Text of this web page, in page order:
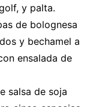
y palta.
de bolognesa
y bechamel a
ensalada de
salsa de soja